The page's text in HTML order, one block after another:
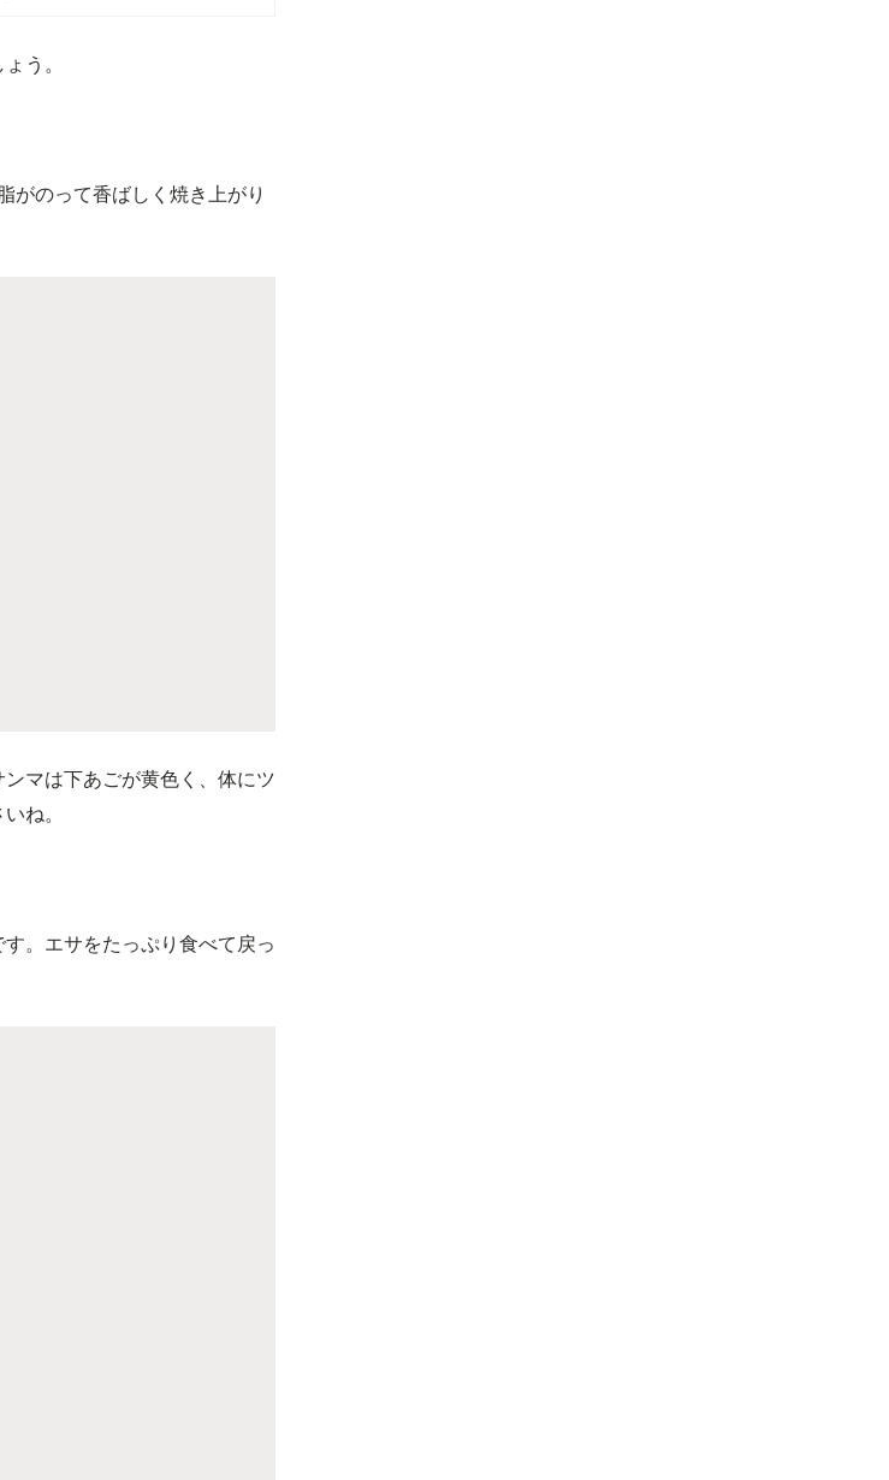
う。
がのって香ばしく焼き上がり
マは下あごが黄色く、体にツ
ね。
。エサをたっぷり食べて戻っ